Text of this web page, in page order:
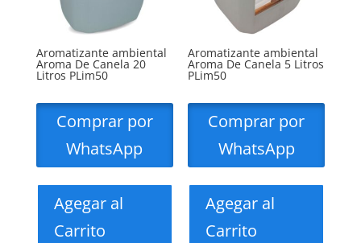
Aromatizante ambiental
Aroma De Canela 20
Litros PLim50
Comprar por
WhatsApp
Agegar al
Carrito
Aromatizante ambiental
Aroma De Canela 5 Litros
PLim50
Comprar por
WhatsApp
Agegar al
Carrito